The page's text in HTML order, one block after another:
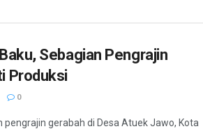
Sebagian Pengrajin
Produksi
0
pengrajin gerabah di Desa Atuek Jawo, Kota